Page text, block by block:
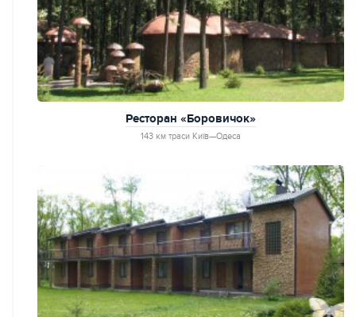
Ресторан «Боровичок»
143 км траси Київ—Одеса